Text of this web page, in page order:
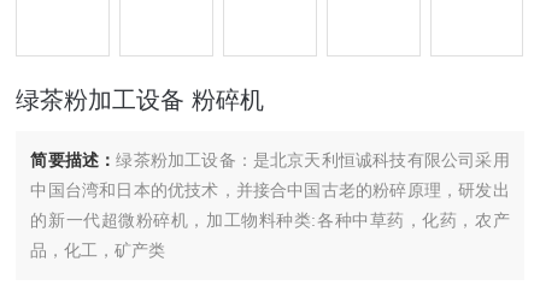
绿茶粉加工设备 粉碎机
简要描述：绿茶粉加工设备：是北京天利恒诚科技有限公司采用
中国台湾和日本的优技术，并接合中国古老的粉碎原理，研发出
的新一代超微粉碎机，加工物料种类:各种中草药，化药，农产
品，化工，矿产类